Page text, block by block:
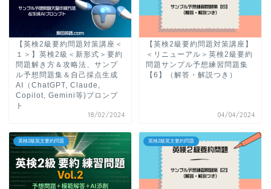
【英検2級要約問題対策講座＜
１＞】英検2級＜新形式＞要約
問題解き方＆攻略法、サンプ
ル予想問題集＆自己採点生成
AI（ChatGPT, Claude,
Copilot, Gemini等)プロンプ
ト
18/02/2024
【英検2級要約問題対策講座】
＜リニューアル＞英検2級要約
問題サンプル予想練習問題集
【6】（解答・解説つき）
04/04/2024
英検2級英文要約問題 英検2級英文要約問題